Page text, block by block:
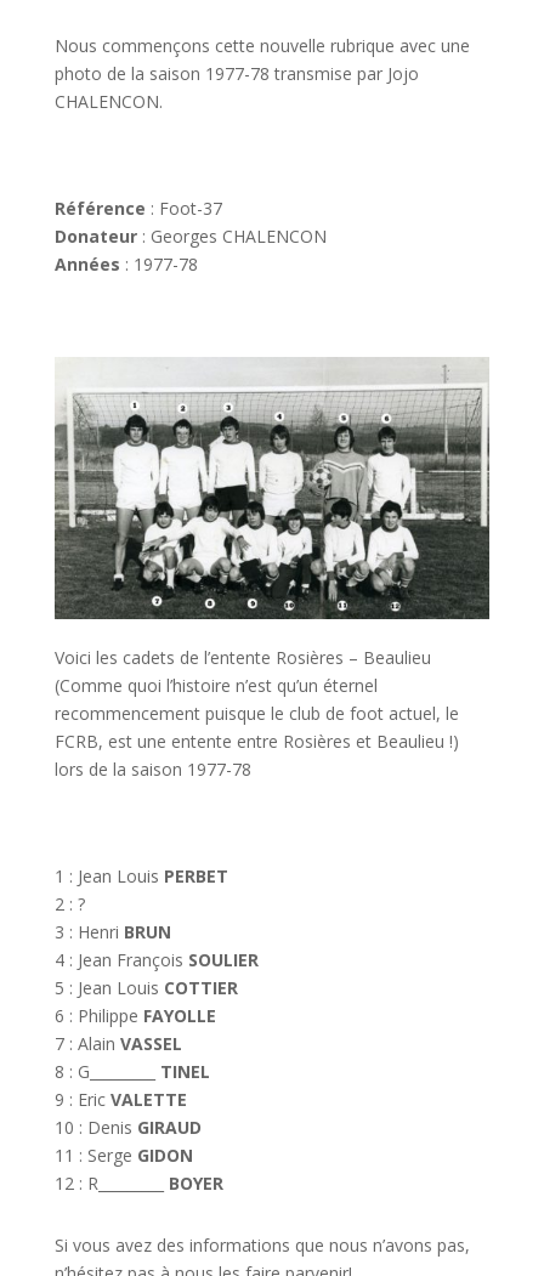
Nous commençons cette nouvelle rubrique avec une
photo de la saison 1977-78 transmise par Jojo
CHALENCON.
Référence : Foot-37
Donateur : Georges CHALENCON
Années : 1977-78
Voici les cadets de l’entente Rosières – Beaulieu
(Comme quoi l’histoire n’est qu’un éternel
recommencement puisque le club de foot actuel, le
FCRB, est une entente entre Rosières et Beaulieu !)
lors de la saison 1977-78
1 : Jean Louis PERBET
2 : ?
3 : Henri BRUN
4 : Jean François SOULIER
5 : Jean Louis COTTIER
6 : Philippe FAYOLLE
7 : Alain VASSEL
8 : G_________ TINEL
9 : Eric VALETTE
10 : Denis GIRAUD
11 : Serge GIDON
12 : R_________ BOYER
Si vous avez des informations que nous n’avons pas,